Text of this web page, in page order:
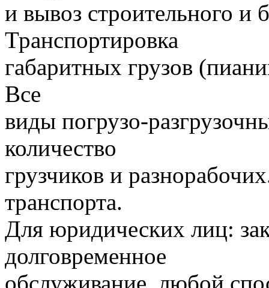
и вывоз строительного и
Транспортировка
габаритных грузов
Все
виды погрузо-
количество
грузчиков и
транспорта.
Для юридических лиц:
долговременное
обслуживание, любой